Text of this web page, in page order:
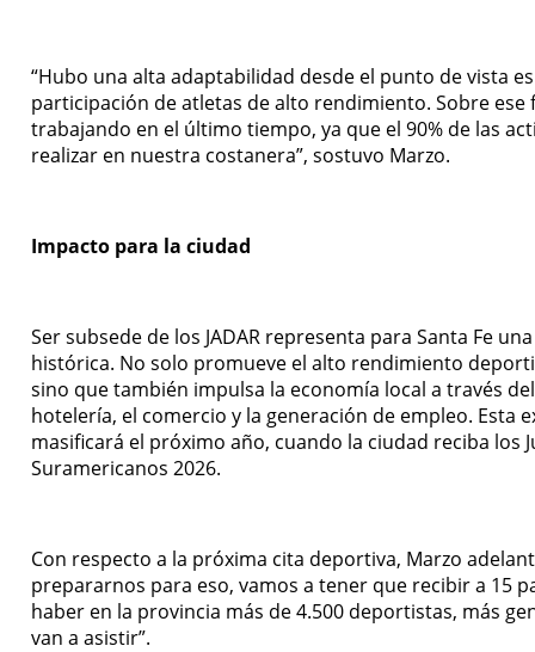
“Hubo una alta adaptabilidad desde el punto de vista
participación de atletas de alto rendimiento. Sobre ese
trabajando en el último tiempo, ya que el 90% de las
realizar en nuestra costanera”, sostuvo Marzo.
Impacto para la ciudad
Ser subsede de los JADAR representa para Santa Fe
histórica. No solo promueve el alto rendimiento
sino que también impulsa la economía local a través
hotelería, el comercio y la generación de empleo. Esta
masificará el próximo año, cuando la ciudad reciba los
Suramericanos 2026.
Con respecto a la próxima cita deportiva, Marzo
prepararnos para eso, vamos a tener que recibir a 15
haber en la provincia más de 4.500 deportistas, más
van a asistir”.